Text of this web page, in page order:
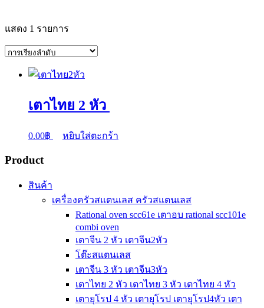
แสดง 1 รายการ
เตาไทย 2 หัว
0.00฿ หยิบใส่ตะกร้า
Product
สินค้า
เครื่องครัวสแตนเลส ครัวสแตนเลส
Rational oven scc61e เตาอบ rational scc101e
combi oven
เตาจีน 2 หัว เตาจีน2หัว
โต๊ะสแตนเลส
เตาจีน 3 หัว เตาจีน3หัว
เตาไทย 2 หัว เตาไทย 3 หัว เตาไทย 4 หัว
เตายุโรป 4 หัว เตายุโรป เตายุโรป4หัว เตา